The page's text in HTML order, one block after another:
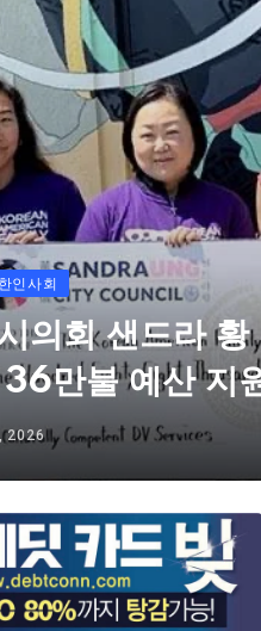
한인사회
의회 샌드라
만불 예산 지
2026